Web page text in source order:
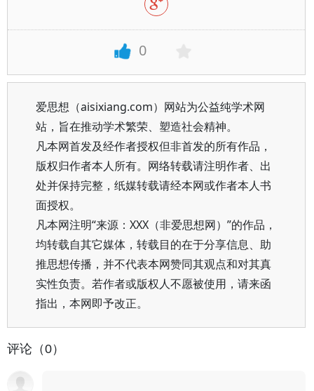
0
爱思想（aisixiang.com）网站为公益纯学术网
站，旨在推动学术繁荣、塑造社会精神。
凡本网首发及经作者授权但非首发的所有作品，
版权归作者本人所有。网络转载请注明作者、出
处并保持完整，纸媒转载请经本网或作者本人书
面授权。
凡本网注明“来源：XXX（非爱思想网）”的作品，
均转载自其它媒体，转载目的在于分享信息、助
推思想传播，并不代表本网赞同其观点和对其真
实性负责。若作者或版权人不愿被使用，请来函
指出，本网即予改正。
评论（0）